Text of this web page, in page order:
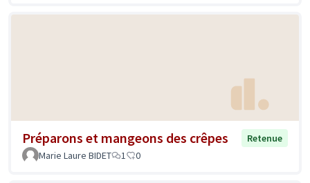
Préparons et mangeons des crêpes
Retenue
Marie Laure BIDET
1 0